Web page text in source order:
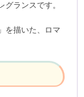
ランスです。
を描いた、ロマ